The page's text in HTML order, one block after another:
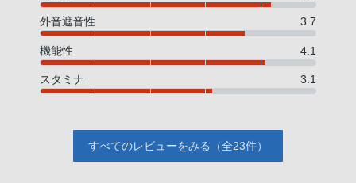
外音遮音性 3.7
機能性 4.1
スタミナ 3.1
すべてのレビューをみる（全23件）